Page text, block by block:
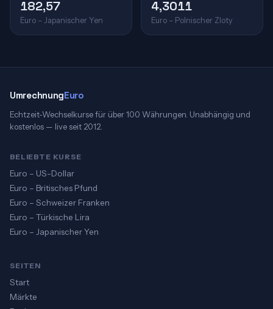
182,57
Euro – Japanischer Yen
4,3011
Euro – Polnischer Zloty
UmrechnungEuro
Echtzeit-Wechselkurse für über 100 Währungen. Unabhängig und
kostenlos — live seit 2012.
BELIEBTE KURSE
Euro – US-Dollar
Euro – Britisches Pfund
Euro – Schweizer Franken
Euro – Türkische Lira
Euro – Japanischer Yen
SEITEN
Start
Märkte